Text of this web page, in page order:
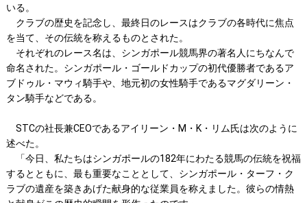
いる。
クラブの歴史を記念し、最終日のレースはクラブの各時代に焦点
を当て、その伝統を称えるものとされた。
それぞれのレース名は、シンガポール競馬界の著名人にちなんで
命名された。シンガポール・ゴールドカップの初代優勝者であるア
ブドゥル・マウィ騎手や、地元初の女性騎手であるマグダリーン・
タン騎手などである。
STCの社長兼CEOであるアイリーン・M・K・リム氏は次のように
述べた。
「今日、私たちはシンガポールの182年にわたる競馬の伝統を祝福
するとともに、最も重要なこととして、シンガポール・ターフ・ク
ラブの遺産を築きあげた献身的な従業員を称えました。彼らの情熱